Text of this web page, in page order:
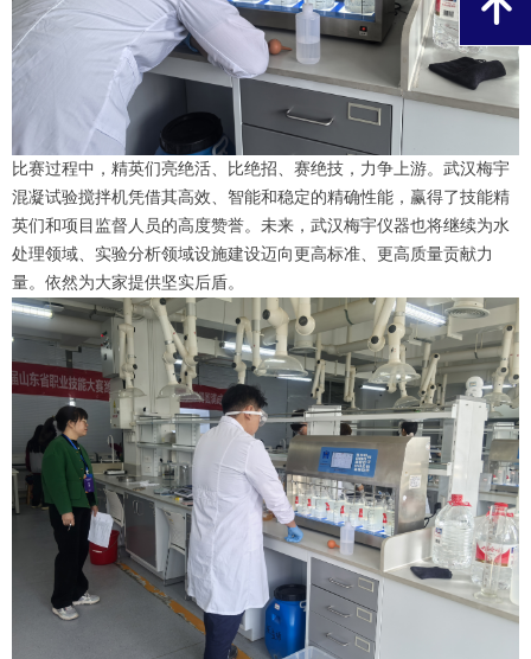
比赛过程中，精英们亮绝活、比绝招、赛绝技，力争上游。武汉梅宇
混凝试验搅拌机凭借其高效、智能和稳定的精确性能，赢得了技能精
英们和项目监督人员的高度赞誉。未来，武汉梅宇仪器也将继续为水
处理领域、实验分析领域设施建设迈向更高标准、更高质量贡献力
量。依然为大家提供坚实后盾。
녕